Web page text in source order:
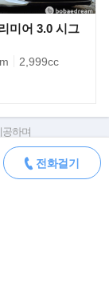
)와PZEV(partial
까지 업그레이
다. 아반떼의 폭박
미어 3.0 시그
2,999cc
전화걸기
하며
자에게 있습니다.
차량 상태,
요.